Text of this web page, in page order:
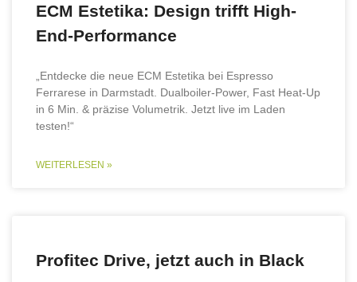
ECM Estetika: Design trifft High-
End-Performance
„Entdecke die neue ECM Estetika bei Espresso
Ferrarese in Darmstadt. Dualboiler-Power, Fast Heat-Up
in 6 Min. & präzise Volumetrik. Jetzt live im Laden
testen!“
WEITERLESEN »
Profitec Drive, jetzt auch in Black